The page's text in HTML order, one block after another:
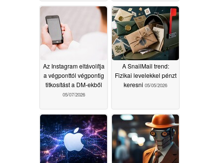
nyernek
05/08/2026
Az Instagram eltávolítja
a végponttól végpontig
titkosítást a DM-ekből
05/07/2026
A SnailMail trend:
Fizikai levelekkel pénzt
keresni 05/05/2026